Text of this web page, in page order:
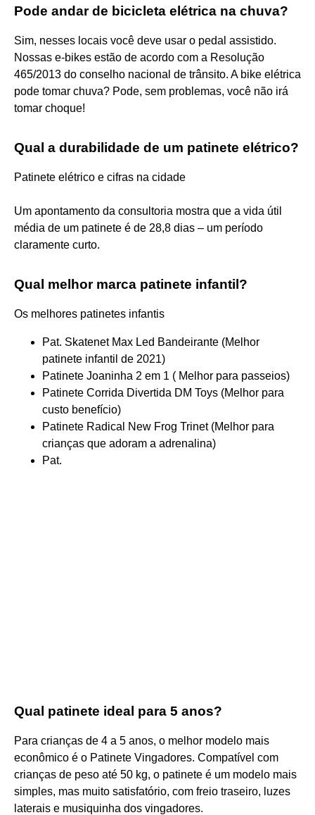
Pode andar de bicicleta elétrica na chuva?
Sim, nesses locais você deve usar o pedal assistido.
Nossas e-bikes estão de acordo com a Resolução
465/2013 do conselho nacional de trânsito. A bike elétrica
pode tomar chuva? Pode, sem problemas, você não irá
tomar choque!
Qual a durabilidade de um patinete elétrico?
Patinete elétrico e cifras na cidade
Um apontamento da consultoria mostra que a vida útil
média de um patinete é de 28,8 dias – um período
claramente curto.
Qual melhor marca patinete infantil?
Os melhores patinetes infantis
Pat. Skatenet Max Led Bandeirante (Melhor
patinete infantil de 2021)
Patinete Joaninha 2 em 1 ( Melhor para passeios)
Patinete Corrida Divertida DM Toys (Melhor para
custo benefício)
Patinete Radical New Frog Trinet (Melhor para
crianças que adoram a adrenalina)
Pat.
Qual patinete ideal para 5 anos?
Para crianças de 4 a 5 anos, o melhor modelo mais
econômico é o Patinete Vingadores. Compatível com
crianças de peso até 50 kg, o patinete é um modelo mais
simples, mas muito satisfatório, com freio traseiro, luzes
laterais e musiquinha dos vingadores.